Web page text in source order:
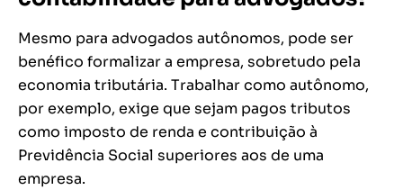
Mesmo para advogados autônomos, pode ser
benéfico formalizar a empresa, sobretudo pela
economia tributária. Trabalhar como autônomo,
por exemplo, exige que sejam pagos tributos
como imposto de renda e contribuição à
Previdência Social superiores aos de uma
empresa.